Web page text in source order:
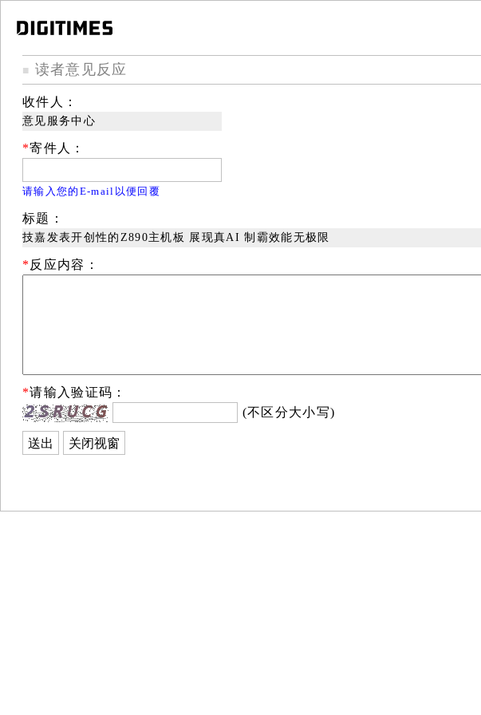
■ 读者意见反应
收件人：
意见服务中心
*寄件人：
请输入您的E-mail以便回覆
标题：
技嘉发表开创性的Z890主机板 展现真AI 制霸效能无极限
* 反应内容：
*请输入验证码：
(不区分大小写)